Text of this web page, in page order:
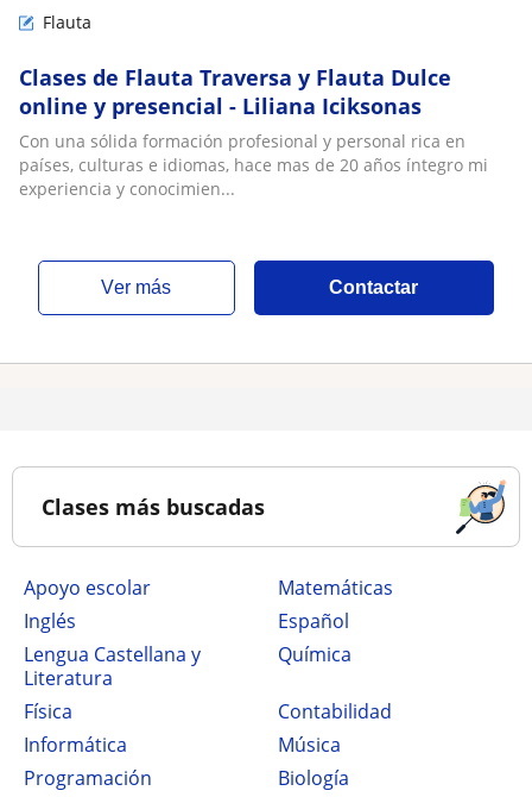
Flauta
Clases de Flauta Traversa y Flauta Dulce
online y presencial - Liliana Iciksonas
Con una sólida formación profesional y personal rica en
países, culturas e idiomas, hace mas de 20 años íntegro mi
experiencia y conocimien...
ver más Contactar
Clases más buscadas
Apoyo escolar
Matemáticas
Inglés
Español
Lengua Castellana y
Literatura
Química
Física
Contabilidad
Informática
Música
Programación
Biología